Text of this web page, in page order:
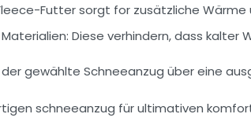
Futter sorgt for zusätzliche Wärme
Diese verhindern, dass kalter
gewählte Schneeanzug über eine